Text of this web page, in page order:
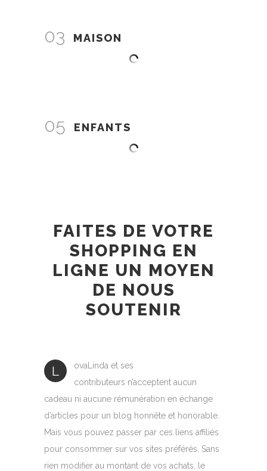
03 MAISON
05 ENFANTS
FAITES DE VOTRE
SHOPPING EN
LIGNE UN MOYEN
DE NOUS
SOUTENIR
L
ovaLinda et ses
contributeurs n’acceptent aucun
cadeau ni aucune rémunération en échange
d’articles pour un blog honnête et honorable.
Mais vous pouvez passer par ces liens affiliés
pour consommer sur vos sites préférés. Sans
rien modifier au montant de vos achats, le